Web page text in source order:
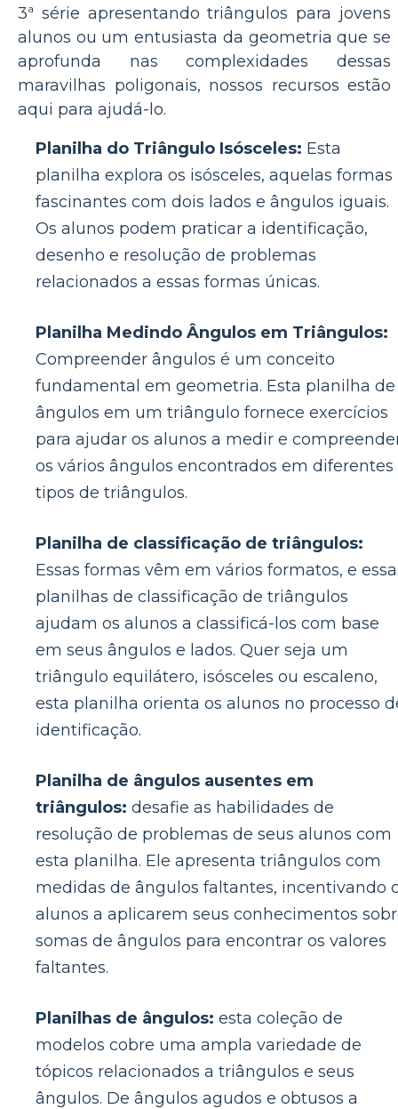
3ª série apresentando triângulos para jovens
alunos ou um entusiasta da geometria que se
aprofunda nas complexidades dessas
maravilhas poligonais, nossos recursos estão
aqui para ajudá-lo.
Planilha do Triângulo Isósceles: Esta
planilha explora os isósceles, aquelas formas
fascinantes com dois lados e ângulos iguais.
Os alunos podem praticar a identificação,
desenho e resolução de problemas
relacionados a essas formas únicas.
Planilha Medindo Ângulos em Triângulos:
Compreender ângulos é um conceito
fundamental em geometria. Esta planilha de
ângulos em um triângulo fornece exercícios
para ajudar os alunos a medir e
os vários ângulos encontrados em diferentes
tipos de triângulos.
Planilha de classificação de triângulos:
Essas formas vêm em vários formatos, e
planilhas de classificação de triângulos
ajudam os alunos a classificá-los com base
em seus ângulos e lados. Quer seja um
triângulo equilátero, isósceles ou escaleno,
esta planilha orienta os alunos no processo
identificação.
Planilha de ângulos ausentes em
triângulos: desafie as habilidades de
resolução de problemas de seus alunos com
esta planilha. Ele apresenta triângulos com
medidas de ângulos faltantes, incentivando
alunos a aplicarem seus conhecimentos
somas de ângulos para encontrar os valores
faltantes.
Planilhas de ângulos: esta coleção de
modelos cobre uma ampla variedade de
tópicos relacionados a triângulos e seus
ângulos. De ângulos agudos e obtusos a